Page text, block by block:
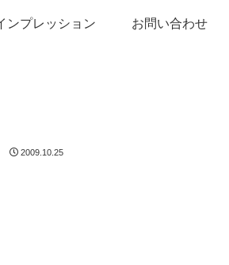
ンプレッション お問い合わせ
2009.10.25